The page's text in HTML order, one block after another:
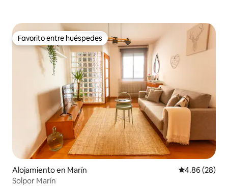
Favorito entre huéspedes
Favorito entre huéspedes
Alojamiento en Marín Calificación
4.86 (28)
Solpor Marín